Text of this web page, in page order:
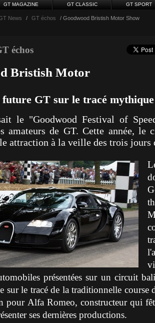
GT MAGAZINE GT CLASSIC GT SPORT
News / GT échos / Goodwood Bristish Motor Show
échos
Bristish Motor
future GT sur le tracé
le "Goodwood Festival of
amateurs de GT. Cette année, le
attraction à la veille des trois jours
présentées sur un circuit
sur le tracé de la traditionnelle course
pour Alfa Romeo, constructeur qui
ses dernières productions.